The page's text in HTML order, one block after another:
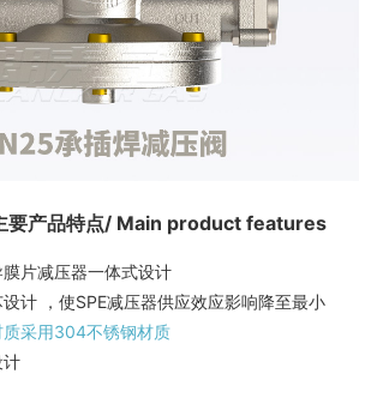
要产品特点/ Main product features
片减压器一体式设计
计 ，使SPE减压器供应效应影响降至最小
采用304不锈钢材质
计